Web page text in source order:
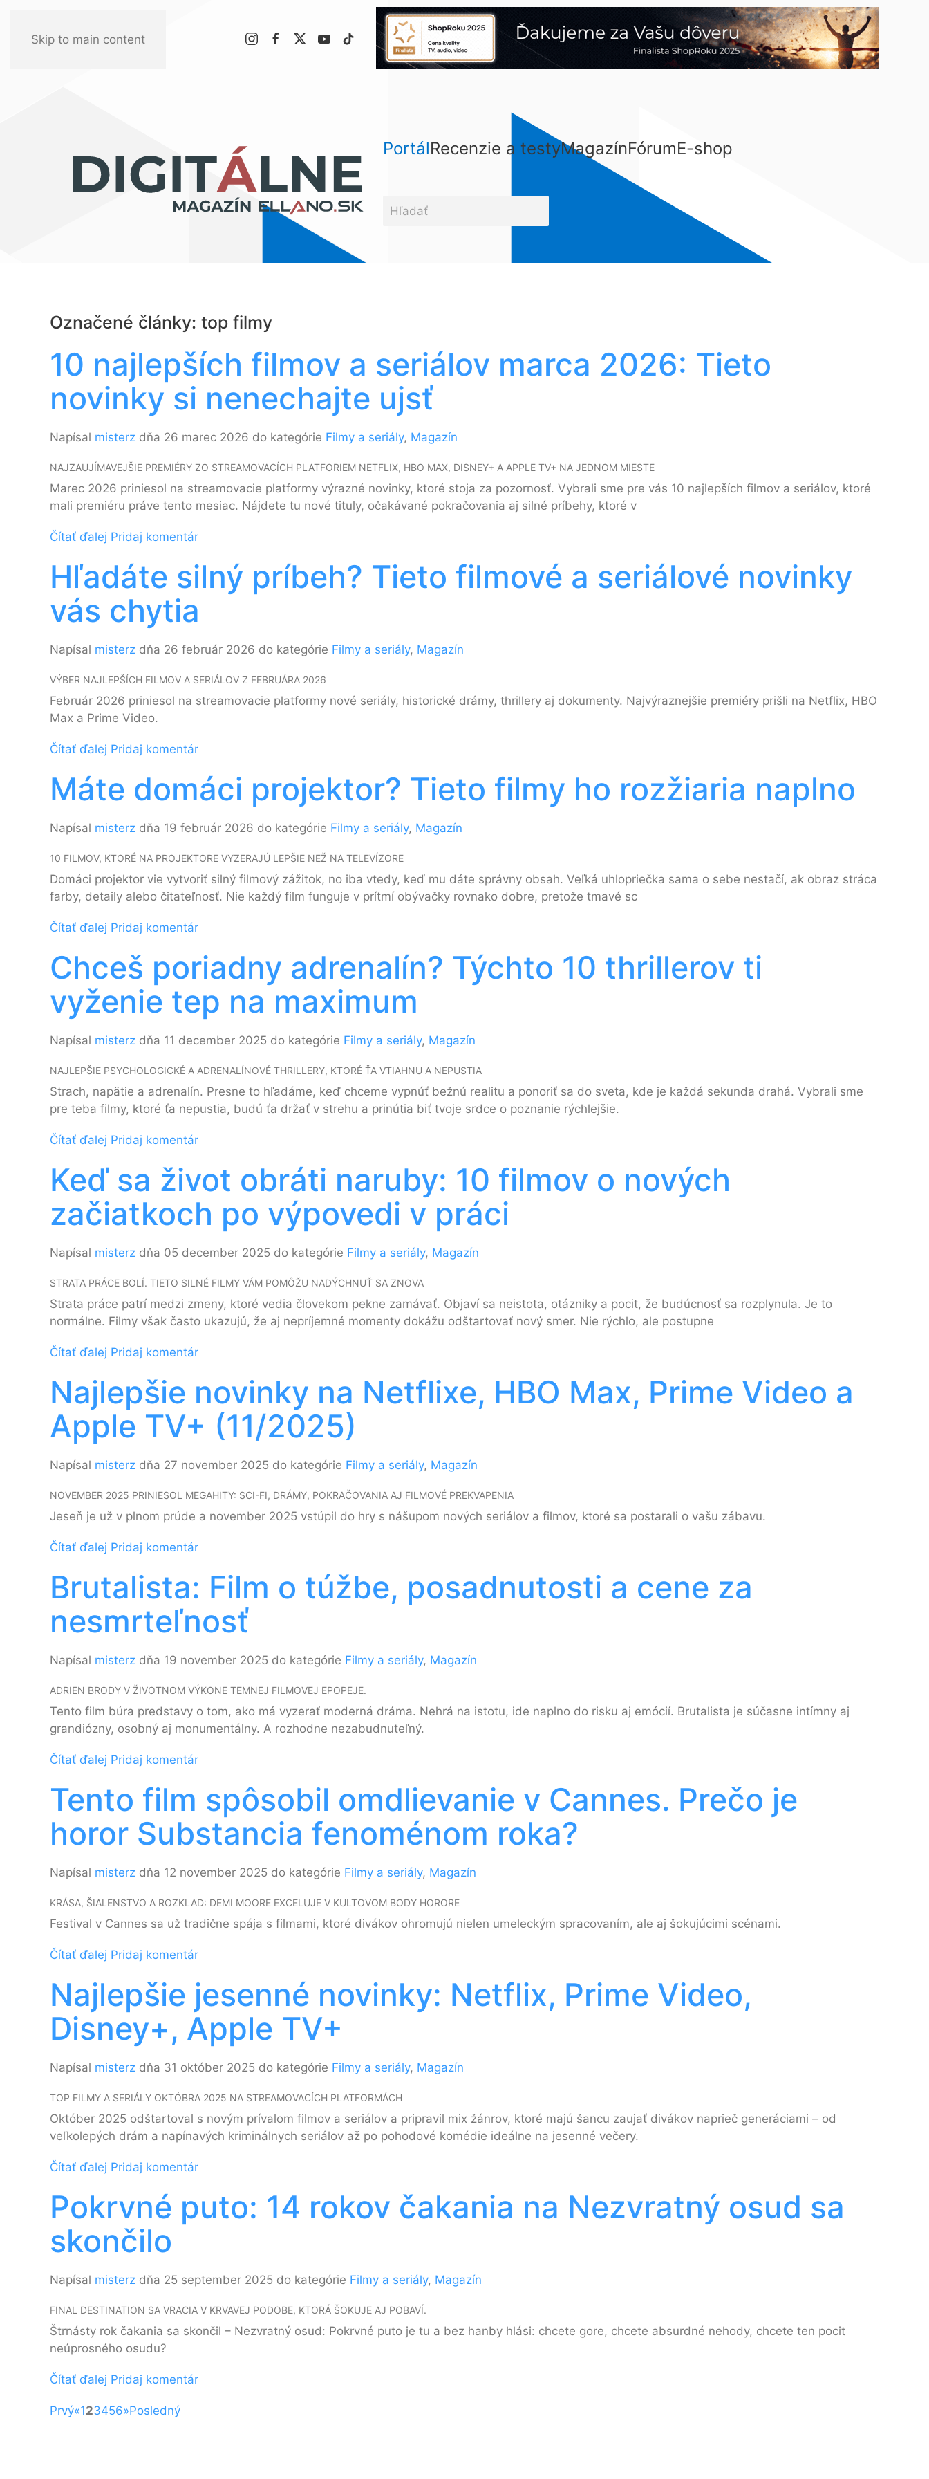
Skip to main content
PortálRecenzie a testyMagazínFórumE-shop
Označené články: top filmy
10 najlepších filmov a seriálov marca 2026: Tieto
novinky si nenechajte ujsť
Napísal misterz dňa 26 marec 2026 do kategórie Filmy a seriály, Magazín
NAJZAUJÍMAVEJŠIE PREMIÉRY ZO STREAMOVACÍCH PLATFORIEM NETFLIX, HBO MAX, DISNEY+ A APPLE TV+ NA JEDNOM MIESTE
Marec 2026 priniesol na streamovacie platformy výrazné novinky, ktoré stoja za pozornosť. Vybrali sme pre vás 10 najlepších filmov a seriálov, ktoré
mali premiéru práve tento mesiac. Nájdete tu nové tituly, očakávané pokračovania aj silné príbehy, ktoré v
Čítať ďalej Pridaj komentár
Hľadáte silný príbeh? Tieto filmové a seriálové novinky
vás chytia
Napísal misterz dňa 26 február 2026 do kategórie Filmy a seriály, Magazín
VÝBER NAJLEPŠÍCH FILMOV A SERIÁLOV Z FEBRUÁRA 2026
Február 2026 priniesol na streamovacie platformy nové seriály, historické drámy, thrillery aj dokumenty. Najvýraznejšie premiéry prišli na Netflix, HBO
Max a Prime Video.
Čítať ďalej Pridaj komentár
Máte domáci projektor? Tieto filmy ho rozžiaria naplno
Napísal misterz dňa 19 február 2026 do kategórie Filmy a seriály, Magazín
10 FILMOV, KTORÉ NA PROJEKTORE VYZERAJÚ LEPŠIE NEŽ NA TELEVÍZORE
Domáci projektor vie vytvoriť silný filmový zážitok, no iba vtedy, keď mu dáte správny obsah. Veľká uhlopriečka sama o sebe nestačí, ak obraz stráca
farby, detaily alebo čitateľnosť. Nie každý film funguje v prítmí obývačky rovnako dobre, pretože tmavé sc
Čítať ďalej Pridaj komentár
Chceš poriadny adrenalín? Týchto 10 thrillerov ti
vyženie tep na maximum
Napísal misterz dňa 11 december 2025 do kategórie Filmy a seriály, Magazín
NAJLEPŠIE PSYCHOLOGICKÉ A ADRENALÍNOVÉ THRILLERY, KTORÉ ŤA VTIAHNU A NEPUSTIA
Strach, napätie a adrenalín. Presne to hľadáme, keď chceme vypnúť bežnú realitu a ponoriť sa do sveta, kde je každá sekunda drahá. Vybrali sme
pre teba filmy, ktoré ťa nepustia, budú ťa držať v strehu a prinútia biť tvoje srdce o poznanie rýchlejšie.
Čítať ďalej Pridaj komentár
Keď sa život obráti naruby: 10 filmov o nových
začiatkoch po výpovedi v práci
Napísal misterz dňa 05 december 2025 do kategórie Filmy a seriály, Magazín
STRATA PRÁCE BOLÍ. TIETO SILNÉ FILMY VÁM POMÔŽU NADÝCHNUŤ SA ZNOVA
Strata práce patrí medzi zmeny, ktoré vedia človekom pekne zamávať. Objaví sa neistota, otázniky a pocit, že budúcnosť sa rozplynula. Je to
normálne. Filmy však často ukazujú, že aj nepríjemné momenty dokážu odštartovať nový smer. Nie rýchlo, ale postupne
Čítať ďalej Pridaj komentár
Najlepšie novinky na Netflixe, HBO Max, Prime Video a
Apple TV+ (11/2025)
Napísal misterz dňa 27 november 2025 do kategórie Filmy a seriály, Magazín
NOVEMBER 2025 PRINIESOL MEGAHITY: SCI-FI, DRÁMY, POKRAČOVANIA AJ FILMOVÉ PREKVAPENIA
Jeseň je už v plnom prúde a november 2025 vstúpil do hry s nášupom nových seriálov a filmov, ktoré sa postarali o vašu zábavu.
Čítať ďalej Pridaj komentár
Brutalista: Film o túžbe, posadnutosti a cene za
nesmrteľnosť
Napísal misterz dňa 19 november 2025 do kategórie Filmy a seriály, Magazín
ADRIEN BRODY V ŽIVOTNOM VÝKONE TEMNEJ FILMOVEJ EPOPEJE.
Tento film búra predstavy o tom, ako má vyzerať moderná dráma. Nehrá na istotu, ide naplno do risku aj emócií. Brutalista je súčasne intímny aj
grandiózny, osobný aj monumentálny. A rozhodne nezabudnuteľný.
Čítať ďalej Pridaj komentár
Tento film spôsobil omdlievanie v Cannes. Prečo je
horor Substancia fenoménom roka?
Napísal misterz dňa 12 november 2025 do kategórie Filmy a seriály, Magazín
KRÁSA, ŠIALENSTVO A ROZKLAD: DEMI MOORE EXCELUJE V KULTOVOM BODY HORORE
Festival v Cannes sa už tradične spája s filmami, ktoré divákov ohromujú nielen umeleckým spracovaním, ale aj šokujúcimi scénami.
Čítať ďalej Pridaj komentár
Najlepšie jesenné novinky: Netflix, Prime Video,
Disney+, Apple TV+
Napísal misterz dňa 31 október 2025 do kategórie Filmy a seriály, Magazín
TOP FILMY A SERIÁLY OKTÓBRA 2025 NA STREAMOVACÍCH PLATFORMÁCH
Október 2025 odštartoval s novým prívalom filmov a seriálov a pripravil mix žánrov, ktoré majú šancu zaujať divákov naprieč generáciami – od
veľkolepých drám a napínavých kriminálnych seriálov až po pohodové komédie ideálne na jesenné večery.
Čítať ďalej Pridaj komentár
Pokrvné puto: 14 rokov čakania na Nezvratný osud sa
skončilo
Napísal misterz dňa 25 september 2025 do kategórie Filmy a seriály, Magazín
FINAL DESTINATION SA VRACIA V KRVAVEJ PODOBE, KTORÁ ŠOKUJE AJ POBAVÍ.
Štrnásty rok čakania sa skončil – Nezvratný osud: Pokrvné puto je tu a bez hanby hlási: chcete gore, chcete absurdné nehody, chcete ten pocit
neúprosného osudu?
Čítať ďalej Pridaj komentár
Prvý«123456»Posledný